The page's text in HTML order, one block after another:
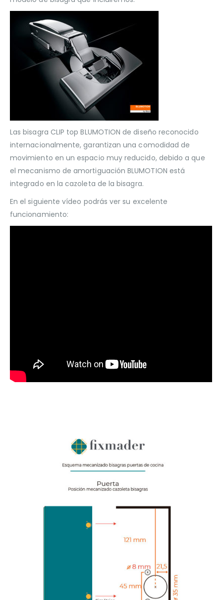
Las bisagra CLIP top BLUMOTION de diseño reconocido
internacionalmente, garantizan una comodidad de
movimiento en un espacio muy reducido, debido a que
el mecanismo de amortiguación BLUMOTION está
integrado en la cazoleta de la bisagra.
En el siguiente vídeo podrás ver su excelente
funcionamiento: